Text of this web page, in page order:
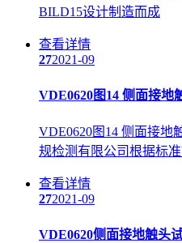
BILD15设计制造而成
查看详情
272021-09
VDE0620图14 侧面接地
VDE0620图14 侧面接地
规检测有限公司根据标准
查看详情
272021-09
VDE0620侧面接地触头